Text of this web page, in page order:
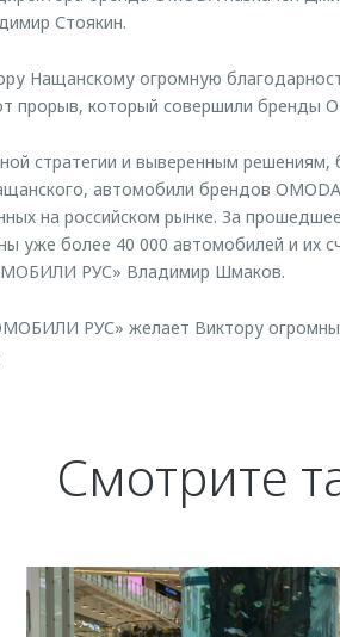
Стоякин.
Нащанскому огромную
прорыв, который совершили бренды
стратегии и выверенным
автомобили брендов
на российском рынке. За
уже более 40 000 автомобилей и их
РУС» Владимир Шмаков.
РУС» желает Виктору
Смотрите